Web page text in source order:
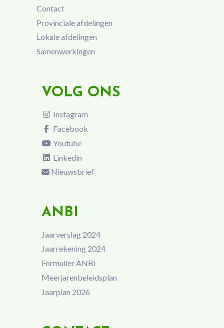
Contact
Provinciale afdelingen
Lokale afdelingen
Samenwerkingen
VOLG ONS
Instagram
Facebook
Youtube
Linkedin
Nieuwsbrief
ANBI
Jaarverslag 2024
Jaarrekening 2024
Formulier ANBI
Meerjarenbeleidsplan
Jaarplan 2026